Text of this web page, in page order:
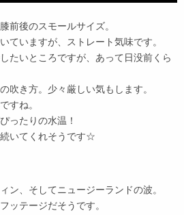
前後のスモールサイズ。
ていますが、ストレート気味です。
たいところですが、あって日没前くら
吹き方。少々厳しい気もします。
すね。
ったりの水温！
いてくれそうです☆
ン、そしてニュージーランドの波。
ッテージだそうです。